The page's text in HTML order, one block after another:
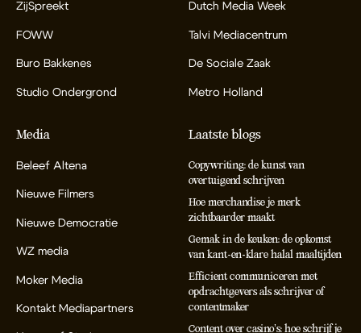
ZijSpreekt
FOWW
Buro Bakkenes
Studio Ondergrond
Dutch Media Week
Talvi Mediacentrum
De Sociale Zaak
Metro Holland
Media
Beleef Altena
Nieuwe Filmers
Nieuwe Democratie
WZ media
Moker Media
Kontakt Mediapartners
Laatste blogs
Copywriting: de kunst van
overtuigend schrijven
Hoe merchandise je merk
zichtbaarder maakt
Gemak in de keuken: de opkomst
van kant-en-klare halal maaltijden
Efficient communiceren met
opdrachtgevers als schrijver of
contentmaker
Content over casino’s: hoe schrijf je